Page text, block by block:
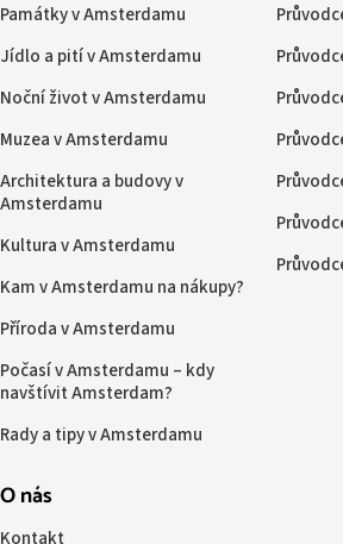
Památky v Amsterdamu
Jídlo a pití v Amsterdamu
Noční život v Amsterdamu
Muzea v Amsterdamu
Architektura a budovy v
Amsterdamu
Kultura v Amsterdamu
Kam v Amsterdamu na nákupy?
Příroda v Amsterdamu
Počasí v Amsterdamu – kdy
navštívit Amsterdam?
Rady a tipy v Amsterdamu
O nás
Kontakt